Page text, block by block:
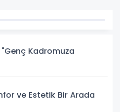
Kadromuza
ve Estetik Bir Arada